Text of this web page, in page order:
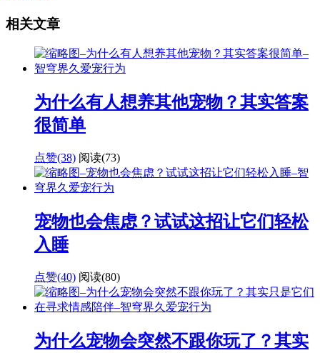
相关文章
为什么有人想养其他宠物？其实答案
很简单
点赞(38) 阅读(73)
宠物也会焦虑？试试这招让它们轻松
入睡
点赞(40) 阅读(80)
为什么宠物会突然不跟你玩了？其实